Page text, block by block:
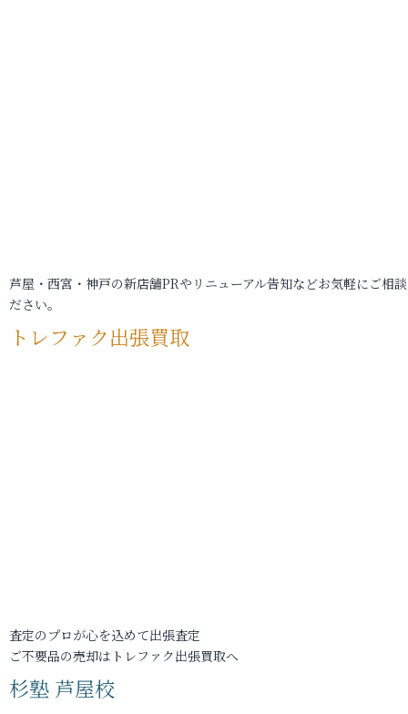
芦屋・西宮・神戸の新店舗PRやリニューアル告知などお気軽にご相
ださい。
トレファク出張買取
査定のプロが心を込めて出張査定
ご不要品の売却はトレファク出張買取へ
杉塾 芦屋校